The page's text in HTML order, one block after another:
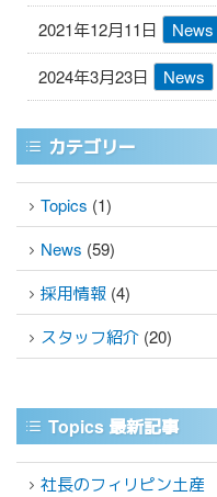
2021年12月11日
News
2024年3月23日 News
カテゴリー
Topics (1)
News (59)
採用情報(4)
スタッフ紹介(20)
Topics 最新記事
社長のフィリピン土産